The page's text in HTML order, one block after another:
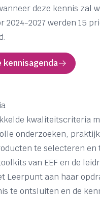
deze kennis zal
2024-2027 werden 15
kennisagenda
kwaliteitscriteria
onderzoeken,
te selecteren en
van EEF en de
Leerpunt aan haar
te ontsluiten en de